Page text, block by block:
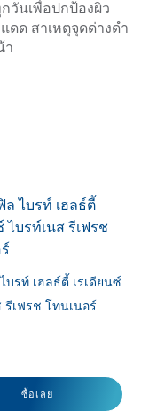
วันเพื่อปกป้องผิว
ดด สาเหตุจุดด่างดำ
า
บรท์ เฮลธ์ตี้ เรเดียนซ์
รีเฟรช โทนเนอร์
ซื้อเลย